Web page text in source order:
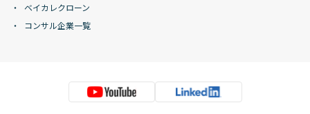
ベイカレクローン
コンサル企業一覧